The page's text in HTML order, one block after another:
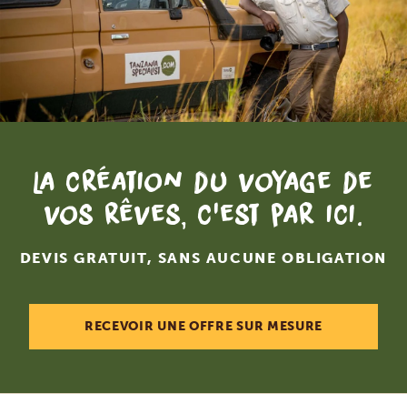
La création du voyage de
vos rêves, c'est par ici.
DEVIS GRATUIT, SANS AUCUNE OBLIGATION
RECEVOIR UNE OFFRE SUR MESURE